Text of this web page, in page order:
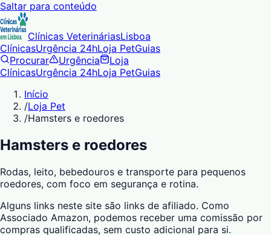
Saltar para conteúdo
Clínicas VeterináriasLisboa
ClínicasUrgência 24hLoja PetGuias
Procurar
Urgência
Loja
ClínicasUrgência 24hLoja PetGuias
Início
/Loja Pet
/Hamsters e roedores
Hamsters e roedores
Rodas, leito, bebedouros e transporte para pequenos
roedores, com foco em segurança e rotina.
Alguns links neste site são links de afiliado. Como
Associado Amazon, podemos receber uma comissão por
compras qualificadas, sem custo adicional para si.